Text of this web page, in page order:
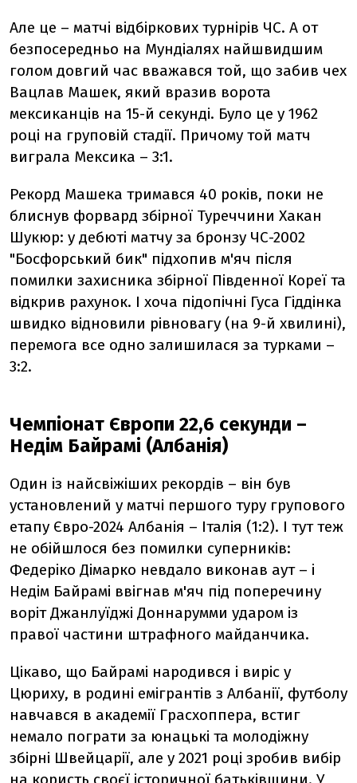
Але це – матчі відбіркових турнірів ЧС. А от
безпосередньо на Мундіалях найшвидшим
голом довгий час вважався той, що забив чех
Вацлав Машек, який вразив ворота
мексиканців на 15-й секунді. Було це у 1962
році на груповій стадії. Причому той матч
виграла Мексика – 3:1.
Рекорд Машека тримався 40 років, поки не
блиснув форвард збірної Туреччини Хакан
Шукюр: у дебюті матчу за бронзу ЧС-2002
"Босфорський бик" підхопив м'яч після
помилки захисника збірної Південної Кореї та
відкрив рахунок. І хоча підопічні Гуса Гіддінка
швидко відновили рівновагу (на 9-й хвилині),
перемога все одно залишилася за турками –
3:2.
Чемпіонат Європи 22,6 секунди –
Недім Байрамі (Албанія)
Один із найсвіжіших рекордів – він був
установлений у матчі першого туру групового
етапу Євро-2024 Албанія – Італія (1:2). І тут теж
не обійшлося без помилки суперників:
Федеріко Дімарко невдало виконав аут – і
Недім Байрамі ввігнав м'яч під поперечину
воріт Джанлуїджі Доннарумми ударом із
правої частини штрафного майданчика.
Цікаво, що Байрамі народився і виріс у
Цюриху, в родині емігрантів з Албанії, футболу
навчався в академії Грасхоппера, встиг
немало пограти за юнацькі та молодіжну
збірні Швейцарії, але у 2021 році зробив вибір
на користь своєї історичної батьківщини. У